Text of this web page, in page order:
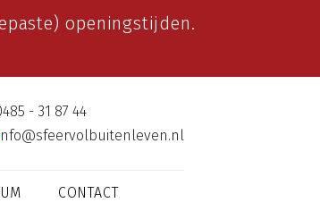
openingstijden.
- 31 87 44
CONTACT